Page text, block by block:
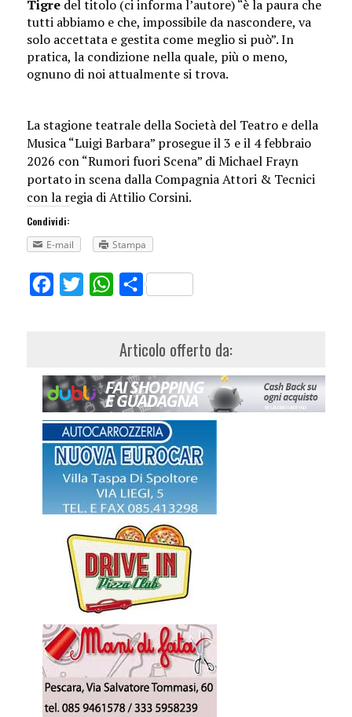
Tigre del titolo (ci informa l’autore) “è la paura che
tutti abbiamo e che, impossibile da nascondere, va
solo accettata e gestita come meglio si può”. In
pratica, la condizione nella quale, più o meno,
ognuno di noi attualmente si trova.
La stagione teatrale della Società del Teatro e della
Musica “Luigi Barbara” prosegue il 3 e il 4 febbraio
2026 con “Rumori fuori Scena” di Michael Frayn
portato in scena dalla Compagnia Attori & Tecnici
con la regia di Attilio Corsini.
Condividi:
E-mail
Stampa
FacebookTwitterWhatsApp
Share
Articolo offerto da: